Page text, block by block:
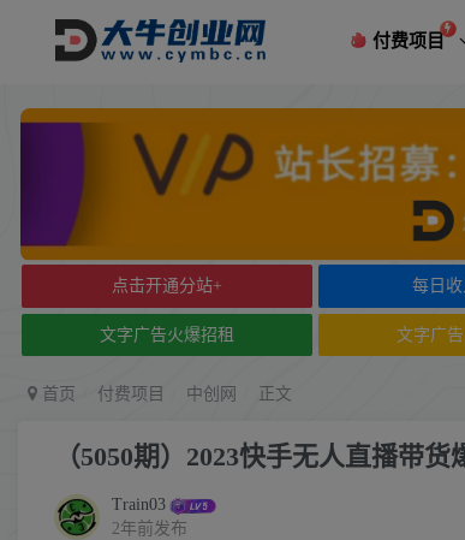
付费项目
点击开通分站+ 每日收
文字广告火爆招租 文字广
首页 付费项目 中创网 正文
（5050期）2023快手无人直播带
Train03
2年前发布